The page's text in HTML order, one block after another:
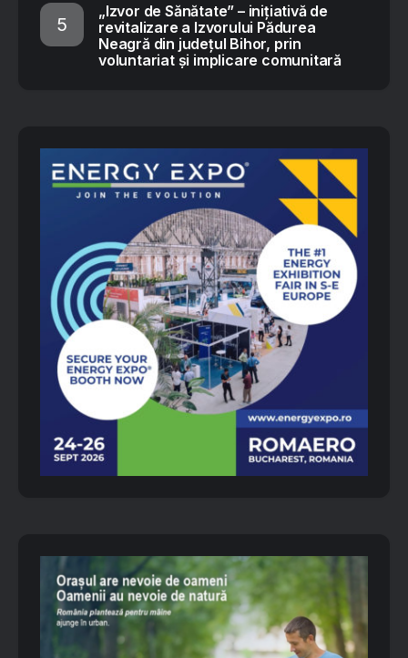
„Izvor de Sănătate” – inițiativă de
revitalizare a Izvorului Pădurea
Neagră din județul Bihor, prin
voluntariat și implicare comunitară